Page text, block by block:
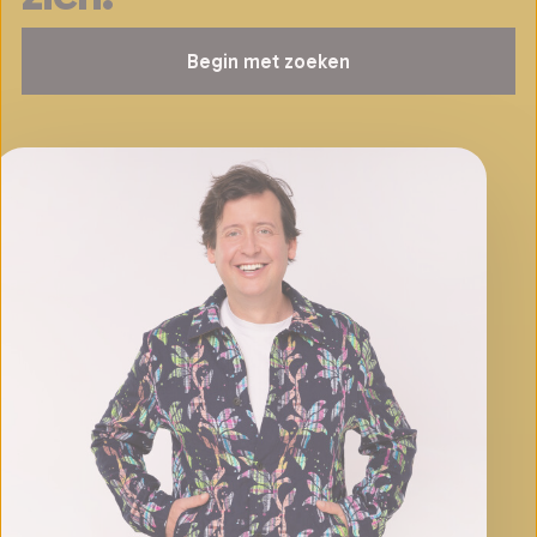
Begin met zoeken